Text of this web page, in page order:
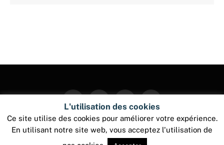
FacebookTwitter InstagramPinterest
© 2026 ThemeSphere. Designed byThemeSphere.
L'utilisation des cookies
Ce site utilise des cookies pour améliorer votre expérience.
En utilisant notre site web, vous acceptez l'utilisation de